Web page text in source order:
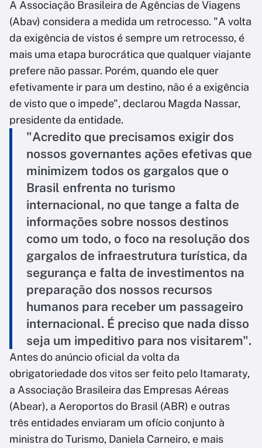
A Associação Brasileira de Agências de Viagens
(Abav) considera a medida um retrocesso. "A volta
da exigência de vistos é sempre um retrocesso, é
mais uma etapa burocrática que qualquer viajante
prefere não passar. Porém, quando ele quer
efetivamente ir para um destino, não é a exigência
de visto que o impede", declarou Magda Nassar,
presidente da entidade.
"Acredito que precisamos exigir dos
nossos governantes ações efetivas que
minimizem todos os gargalos que o
Brasil enfrenta no turismo
internacional, no que tange a falta de
informações sobre nossos destinos
como um todo, o foco na resolução dos
gargalos de infraestrutura turística, da
segurança e falta de investimentos na
preparação dos nossos recursos
humanos para receber um passageiro
internacional. É preciso que nada disso
seja um impeditivo para nos visitarem".
Antes do anúncio oficial da volta da
obrigatoriedade dos vitos ser feito pelo Itamaraty,
a Associação Brasileira das Empresas Aéreas
(Abear), a Aeroportos do Brasil (ABR) e outras
três entidades enviaram um ofício conjunto à
ministra do Turismo, Daniela Carneiro, e mais